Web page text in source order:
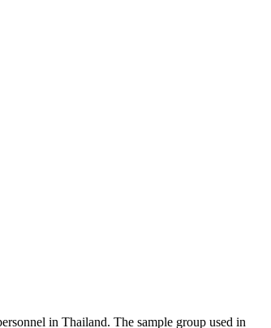
in Thailand. The sample group used in